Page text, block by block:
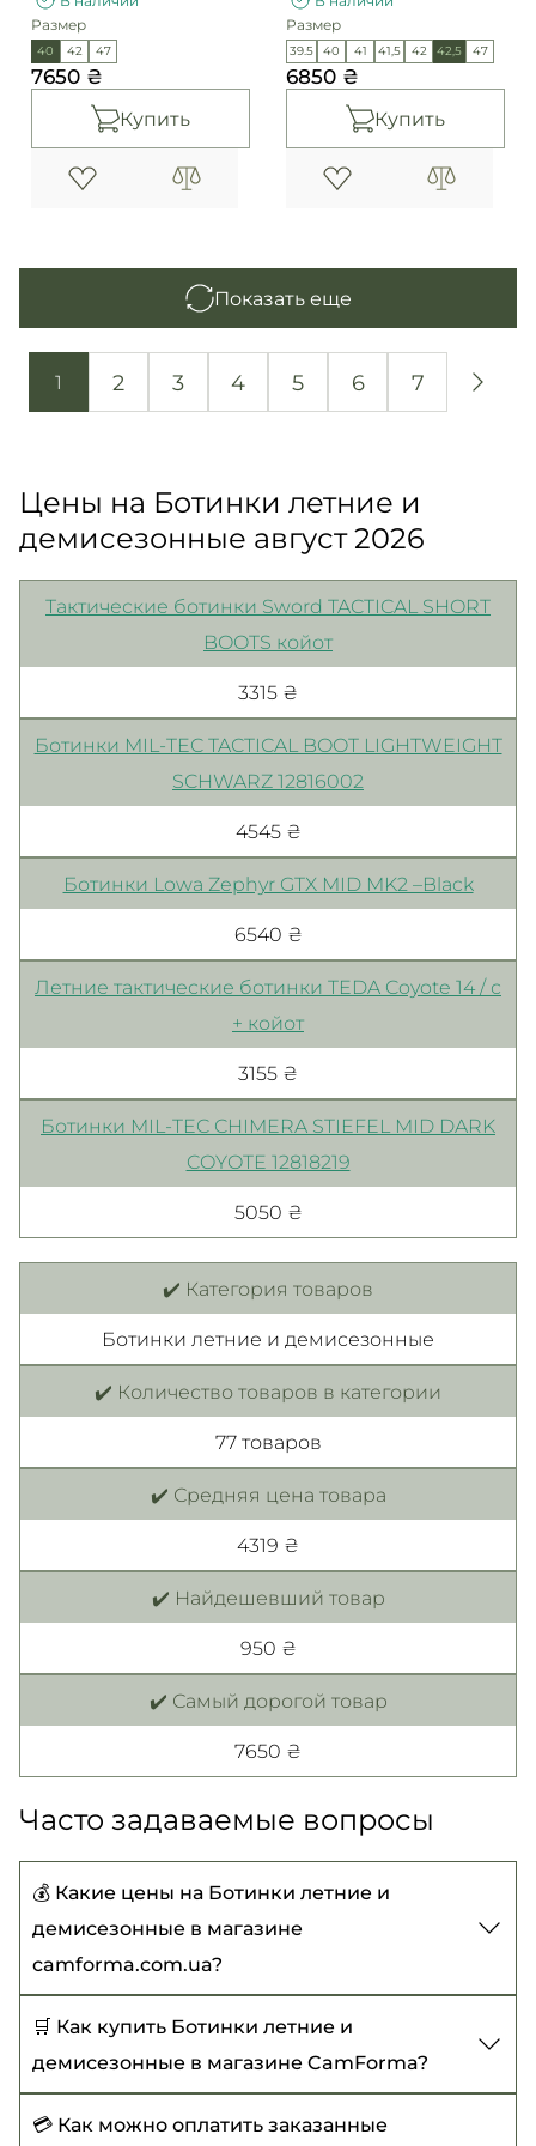
Размер
40 42 47
7650 ₴
Купить
Размер
39.5 40 41 41,5 42 42,5 47
6850 ₴
Купить
Показать еще
1 2 3 4 5 6 7
Цены на Ботинки летние и
демисезонные август 2026
Тактические ботинки Sword TACTICAL SHORT
BOOTS койот
3315 ₴
Ботинки MIL-TEC TACTICAL BOOT LIGHTWEIGHT
SCHWARZ 12816002
4545 ₴
Ботинки Lowa Zephyr GTX MID MK2 –Black
6540 ₴
Летние тактические ботинки TEDA Coyote 14 / с
+ койот
3155 ₴
Ботинки MIL-TEC CHIMERA STIEFEL MID DARK
COYOTE 12818219
5050 ₴
✔️ Категория товаров
Ботинки летние и демисезонные
✔️ Количество товаров в категории
77 товаров
✔️ Средняя цена товара
4319 ₴
✔️ Найдешевший товар
950 ₴
✔️ Самый дорогой товар
7650 ₴
Часто задаваемые вопросы
💰 Какие цены на Ботинки летние и
демисезонные в магазине
camforma.com.ua?
Цены на Ботинки летние и демисезонные
начинаются от 950 ₴ до 7650 ₴
🛒 Как купить Ботинки летние и
демисезонные в магазине CamForma?
Чтобы купить Ботинки летние и
💳 Как можно оплатить заказанные